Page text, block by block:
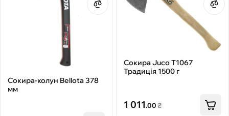
Сокира-колун Bellota 378
мм
Сокира Juco Т1067
Традиція 1500 г
1 011.00₴